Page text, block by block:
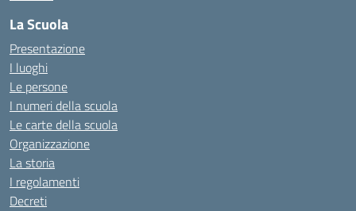
La Scuola
Presentazione
I luoghi
Le persone
I numeri della scuola
Le carte della scuola
Organizzazione
La storia
I regolamenti
Decreti